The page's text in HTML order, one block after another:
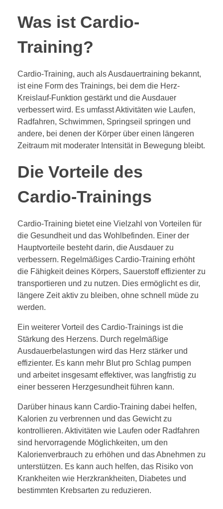
Was ist Cardio-
Training?
Cardio-Training, auch als Ausdauertraining bekannt,
ist eine Form des Trainings, bei dem die Herz-
Kreislauf-Funktion gestärkt und die Ausdauer
verbessert wird. Es umfasst Aktivitäten wie Laufen,
Radfahren, Schwimmen, Springseil springen und
andere, bei denen der Körper über einen längeren
Zeitraum mit moderater Intensität in Bewegung bleibt.
Die Vorteile des
Cardio-Trainings
Cardio-Training bietet eine Vielzahl von Vorteilen für
die Gesundheit und das Wohlbefinden. Einer der
Hauptvorteile besteht darin, die Ausdauer zu
verbessern. Regelmäßiges Cardio-Training erhöht
die Fähigkeit deines Körpers, Sauerstoff effizienter zu
transportieren und zu nutzen. Dies ermöglicht es dir,
längere Zeit aktiv zu bleiben, ohne schnell müde zu
werden.
Ein weiterer Vorteil des Cardio-Trainings ist die
Stärkung des Herzens. Durch regelmäßige
Ausdauerbelastungen wird das Herz stärker und
effizienter. Es kann mehr Blut pro Schlag pumpen
und arbeitet insgesamt effektiver, was langfristig zu
einer besseren Herzgesundheit führen kann.
Darüber hinaus kann Cardio-Training dabei helfen,
Kalorien zu verbrennen und das Gewicht zu
kontrollieren. Aktivitäten wie Laufen oder Radfahren
sind hervorragende Möglichkeiten, um den
Kalorienverbrauch zu erhöhen und das Abnehmen zu
unterstützen. Es kann auch helfen, das Risiko von
Krankheiten wie Herzkrankheiten, Diabetes und
bestimmten Krebsarten zu reduzieren.